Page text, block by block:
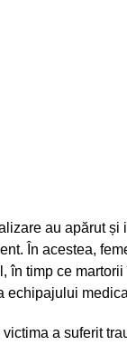
au apărut și
În acestea,
în timp ce
echipajului
victima a suferit